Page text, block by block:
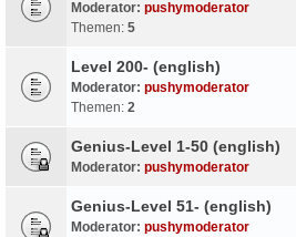
Moderator: pushymoderator
Themen: 5
Level 200- (english)
Moderator: pushymoderator
Themen: 2
Genius-Level 1-50 (english)
Moderator: pushymoderator
Genius-Level 51- (english)
Moderator: pushymoderator